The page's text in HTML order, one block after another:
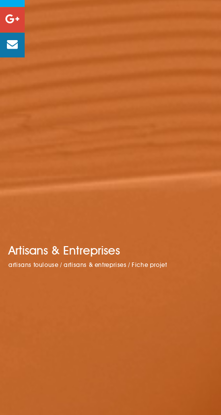
Artisans & Entreprises
artisans toulouse /artisans & entreprises / Fiche projet